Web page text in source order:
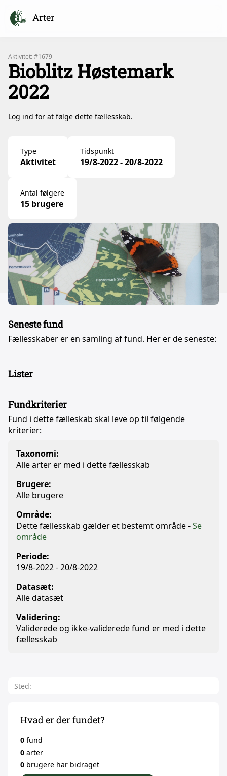
Arter
Aktivitet: #1679
Bioblitz Høstemark
2022
Log ind for at følge dette fællesskab.
Type
Aktivitet
Tidspunkt
19/8-2022 - 20/8-2022
Antal følgere
15 brugere
Seneste fund
Fællesskaber er en samling af fund. Her er de seneste:
Lister
Fundkriterier
Fund i dette fælleskab skal leve op til følgende
kriterier:
Taxonomi:
Alle arter er med i dette fællesskab
Brugere:
Alle brugere
Område:
Dette fællesskab gælder et bestemt område -Se
område
Periode:
19/8-2022 - 20/8-2022
Datasæt:
Alle datasæt
Validering:
Validerede og ikke-validerede fund er med i dette
fællesskab
Sted:
Hvad er der fundet?
0 fund
0 arter
0 brugere har bidraget